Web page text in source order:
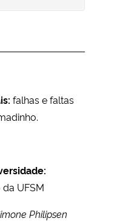
falhas e faltas
UFSM
Philipsen